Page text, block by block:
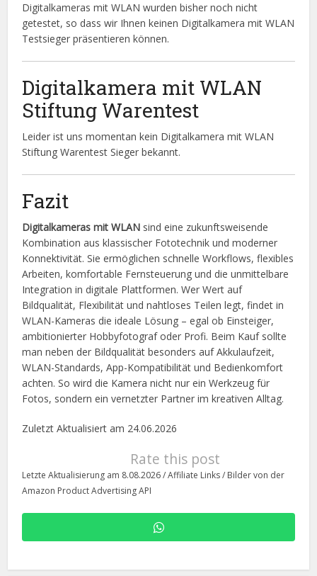
Digitalkameras mit WLAN wurden bisher noch nicht
getestet, so dass wir Ihnen keinen Digitalkamera mit WLAN
Testsieger präsentieren können.
Digitalkamera mit WLAN
Stiftung Warentest
Leider ist uns momentan kein Digitalkamera mit WLAN
Stiftung Warentest Sieger bekannt.
Fazit
Digitalkameras mit WLAN sind eine zukunftsweisende
Kombination aus klassischer Fototechnik und moderner
Konnektivität. Sie ermöglichen schnelle Workflows, flexibles
Arbeiten, komfortable Fernsteuerung und die unmittelbare
Integration in digitale Plattformen. Wer Wert auf
Bildqualität, Flexibilität und nahtloses Teilen legt, findet in
WLAN-Kameras die ideale Lösung – egal ob Einsteiger,
ambitionierter Hobbyfotograf oder Profi. Beim Kauf sollte
man neben der Bildqualität besonders auf Akkulaufzeit,
WLAN-Standards, App-Kompatibilität und Bedienkomfort
achten. So wird die Kamera nicht nur ein Werkzeug für
Fotos, sondern ein vernetzter Partner im kreativen Alltag.
Zuletzt Aktualisiert am 24.06.2026
Rate this post
Letzte Aktualisierung am 8.08.2026 / Affiliate Links / Bilder von der
Amazon Product Advertising API